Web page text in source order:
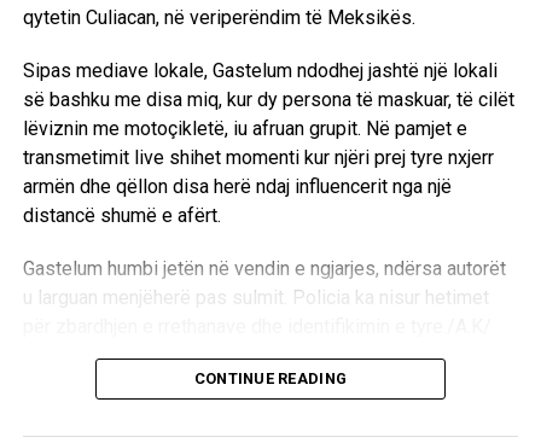
“Nëse keni mbipeshë, keni ndjekur një regjim të
shëndetshëm ushqimor dhe keni bërë aktivitet fizik, por
nuk po arrini rezultatet e dëshiruara, atëherë barnat GLP-1
mund të jenë një alternativë që ia vlen të diskutohet me
mjekun”, tha ajo.
Ekspertët nënvizojnë se këto barna nuk duhet të përdoren
shkencore. Megjithatë, studimet e fundit po hapin një
fushë të re dhe premtuese kërkimi, e cila mund të
qytetin Culiacan, në veriperëndim të Meksikës.
Sipas mediave lokale, Gastelum ndodhej jashtë një lokali
së bashku me disa miq, kur dy persona të maskuar, të cilët
lëviznin me motoçikletë, iu afruan grupit. Në pamjet e
transmetimit live shihet momenti kur njëri prej tyre nxjerr
armën dhe qëllon disa herë ndaj influencerit nga një
distancë shumë e afërt.
Gastelum humbi jetën në vendin e ngjarjes, ndërsa autorët
u larguan menjëherë pas sulmit. Policia ka nisur hetimet
CONTINUE READING